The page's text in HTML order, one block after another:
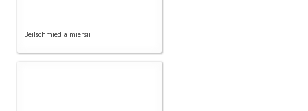
Beilschmiedia miersii